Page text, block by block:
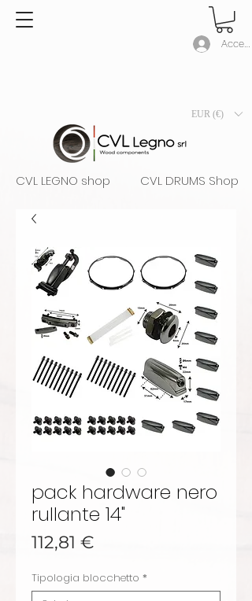
Accedi
EUR (€)
CVL LEGNO shop CVL DRUMS Shop
pack hardware nero
rullante 14"
112,81 €
Tipologia blocchetto *